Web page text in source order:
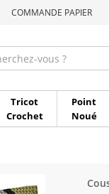
COMMANDE PAPIER
Tricot
Crochet
Point
Noué